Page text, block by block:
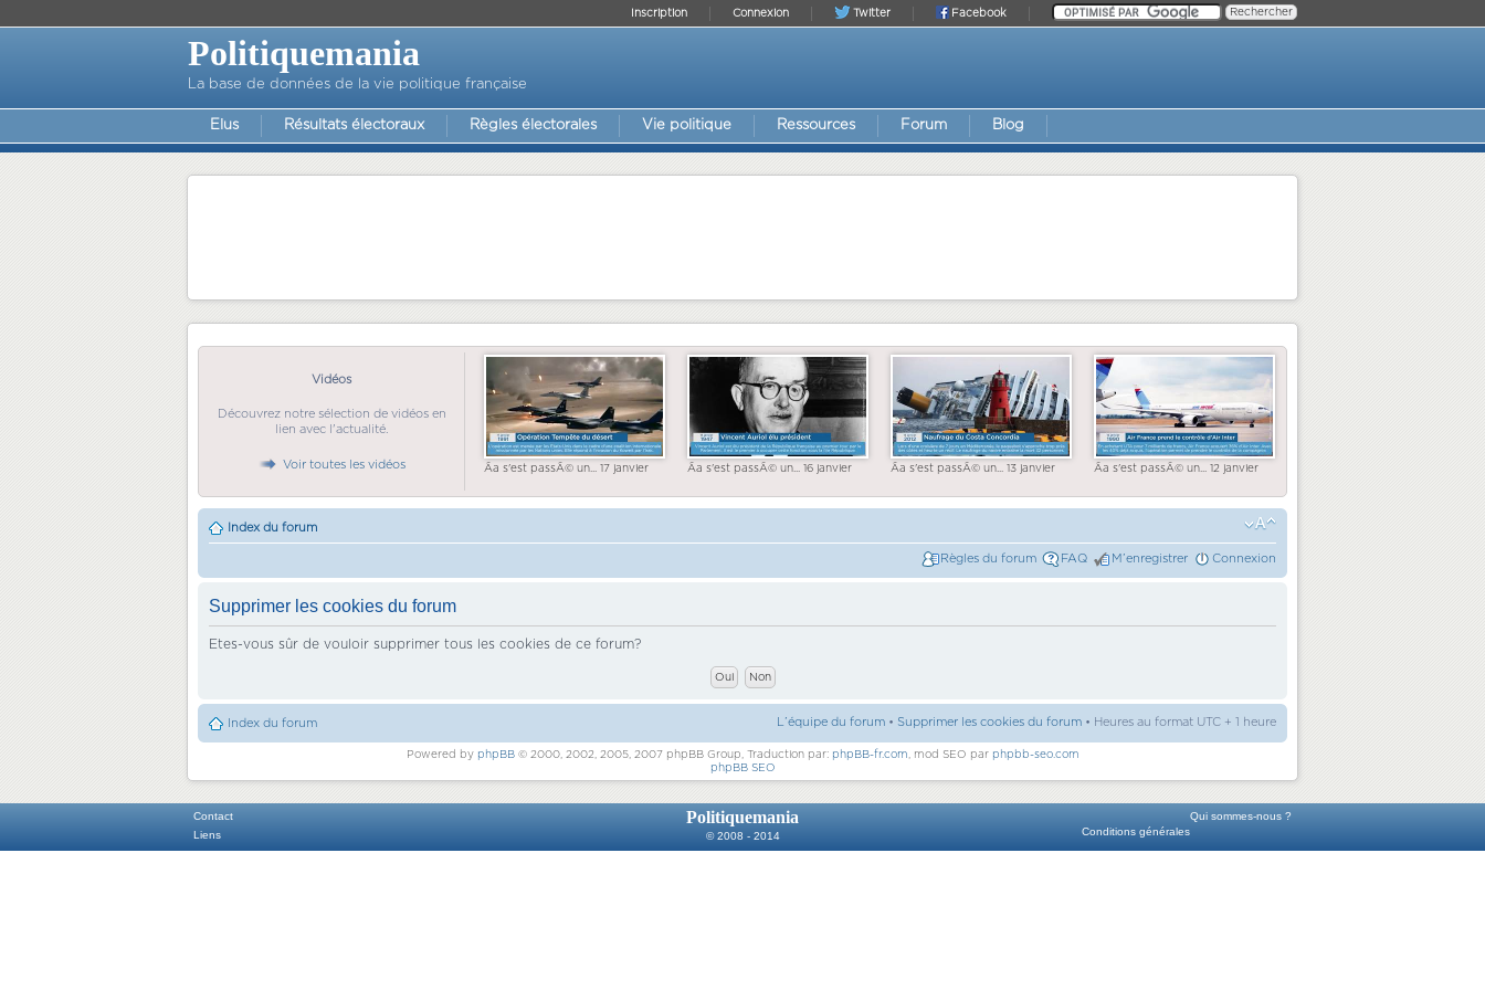
Facebook
Twitter
Connexion
Inscription
Politiquemania
La base de données de la vie politique française
Elus Résultats électoraux Règles électorales Vie politique Ressources Forum Blog
Vidéos
Découvrez notre sélection de vidéos en
lien avec l'actualité.
Voir toutes les vidéos Ãa s'est passÃ© un... 17 janvier Ãa s'est passÃ© un... 16 janvier Ãa s'est passÃ© un... 13 janvier Ãa s'est passÃ© un... 12 janvier
Index du forum
Règles du forum FAQ M’enregistrer Connexion
Supprimer les cookies du forum
Etes-vous sûr de vouloir supprimer tous les cookies de ce forum?
Index du forum L’équipe du forum • Supprimer les cookies du forum • Heures au format UTC + 1 heure
Powered by phpBB© 2000, 2002, 2005, 2007 phpBB Group, Traduction par: phpBB-fr.com, mod SEO par phpbb-seo.com
phpBB SEO
Contact
Liens
Politiquemania
© 2008 - 2014
Qui sommes-nous ?
Conditions générales